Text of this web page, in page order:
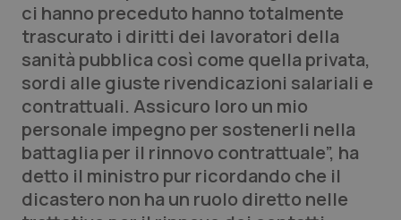
Abruzzo
Basilicata
Calabria
Campania
QS Pro Gold
Artrite & artrosi
Asma & BPCO
Car-T
QS Club Newsletter
ci hanno preceduto hanno totalmente
trascurato i diritti dei lavoratori della
sanità pubblica così come quella privata,
sordi alle giuste rivendicazioni salariali e
contrattuali. Assicuro loro un mio
personale impegno per sostenerli nella
battaglia per il rinnovo contrattuale”, ha
detto il ministro pur ricordando che il
dicastero non ha un ruolo diretto nelle